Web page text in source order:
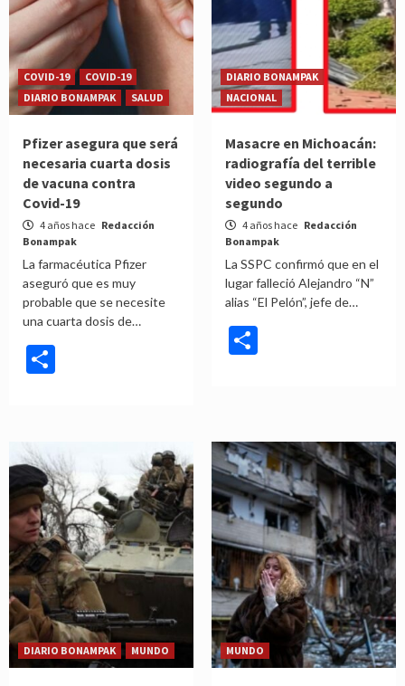
COVID-19
COVID-19
DIARIO BONAMPAK
SALUD
Pfizer asegura que será
necesaria cuarta dosis
de vacuna contra
Covid-19
4 años hace Redacción
Bonampak
La farmacéutica Pfizer
aseguró que es muy
probable que se necesite
una cuarta dosis de…
DIARIO BONAMPAK
NACIONAL
Masacre en Michoacán:
radiografía del terrible
video segundo a
segundo
4 años hace Redacción
Bonampak
La SSPC confirmó que en el
lugar falleció Alejandro “N”
alias “El Pelón”, jefe de…
DIARIO BONAMPAK MUNDO MUNDO